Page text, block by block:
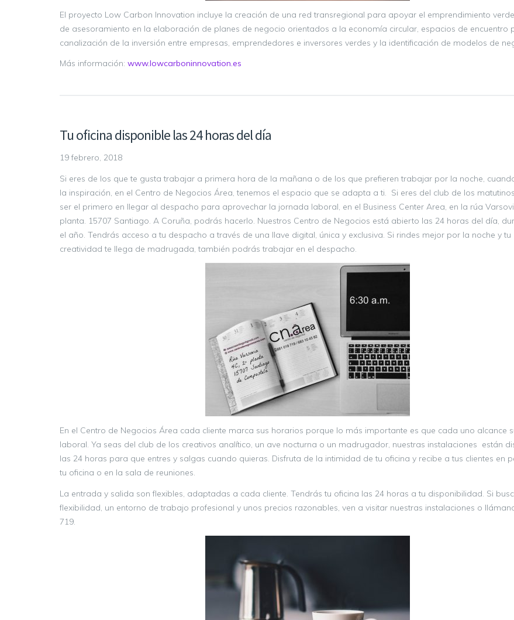
El proyecto Low Carbon Innovation incluye la creación de una red transregional para apoyar el emprendimiento
de asesoramiento en la elaboración de planes de negocio orientados a la economía circular, espacios de encuentro
canalización de la inversión entre empresas, emprendedores e inversores verdes y la identificación de modelos de
Más información: www.lowcarboninnovation.es
Tu oficina disponible las 24 horas del día
19 febrero, 2018
Si eres de los que te gusta trabajar a primera hora de la mañana o de los que prefieren trabajar por la noche,
la inspiración, en el Centro de Negocios Área, tenemos el espacio que se adapta a ti. Si eres del club de los
ser el primero en llegar al despacho para aprovechar la jornada laboral, en el Business Center Area, en la rúa
planta. 15707 Santiago. A Coruña, podrás hacerlo. Nuestros Centro de Negocios está abierto las 24 horas del día,
el año. Tendrás acceso a tu despacho a través de una llave digital, única y exclusiva. Si rindes mejor por la noche y tu
creatividad te llega de madrugada, también podrás trabajar en el despacho.
En el Centro de Negocios Área cada cliente marca sus horarios porque lo más importante es que cada uno alcance
laboral. Ya seas del club de los creativos analítico, un ave nocturna o un madrugador, nuestras instalaciones están
las 24 horas para que entres y salgas cuando quieras. Disfruta de la intimidad de tu oficina y recibe a tus clientes en
tu oficina o en la sala de reuniones.
La entrada y salida son flexibles, adaptadas a cada cliente. Tendrás tu oficina las 24 horas a tu disponibilidad. Si
flexibilidad, un entorno de trabajo profesional y unos precios razonables, ven a visitar nuestras instalaciones o
719.